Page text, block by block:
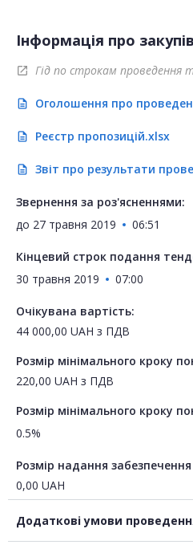
Інформація про
open_in_new Гід по строкам проведення
description Оголошення про
description Реєстр пропозицій.xlsx
description Звіт про результати
Звернення за роз'ясненнями:
до 27 травня 2019 06:51
Кінцевий строк подання
30 травня 2019
07:00
Очікувана вартість:
44 000,00 UAH з ПДВ
Розмір мінімального кроку
220,00 UAH з ПДВ
Розмір мінімального кроку
0.5%
Розмір надання
0,00 UAH
Додаткові умови